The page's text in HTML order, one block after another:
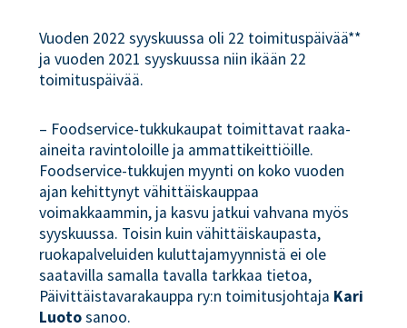
Vuoden 2022 syyskuussa oli 22 toimituspäivää**
ja vuoden 2021 syyskuussa niin ikään 22
toimituspäivää.
– Foodservice-tukkukaupat toimittavat raaka-
aineita ravintoloille ja ammattikeittiöille.
Foodservice-tukkujen myynti on koko vuoden
ajan kehittynyt vähittäiskauppaa
voimakkaammin, ja kasvu jatkui vahvana myös
syyskuussa. Toisin kuin vähittäiskaupasta,
ruokapalveluiden kuluttajamyynnistä ei ole
saatavilla samalla tavalla tarkkaa tietoa,
Päivittäistavarakauppa ry:n toimitusjohtaja Kari
Luotosanoo.